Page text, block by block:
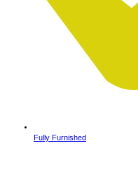
Fully Furnished